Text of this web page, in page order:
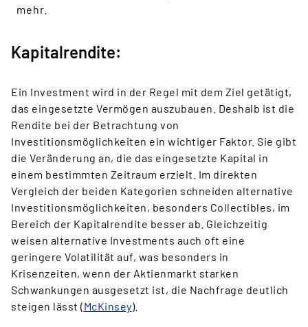
mehr.
Kapitalrendite:
Ein Investment wird in der Regel mit dem Ziel getätigt,
das eingesetzte Vermögen auszubauen. Deshalb ist die
Rendite bei der Betrachtung von
Investitionsmöglichkeiten ein wichtiger Faktor. Sie gibt
die Veränderung an, die das eingesetzte Kapital in
einem bestimmten Zeitraum erzielt. Im direkten
Vergleich der beiden Kategorien schneiden alternative
Investitionsmöglichkeiten, besonders Collectibles, im
Bereich der Kapitalrendite besser ab. Gleichzeitig
weisen alternative Investments auch oft eine
geringere Volatilität auf, was besonders in
Krisenzeiten, wenn der Aktienmarkt starken
Schwankungen ausgesetzt ist, die Nachfrage deutlich
steigen lässt (McKinsey).